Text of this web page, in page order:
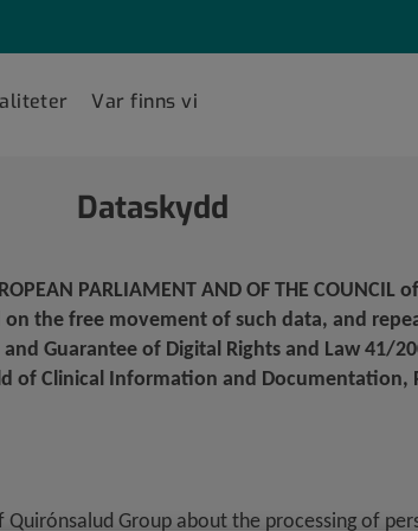
Var finns vi
Dataskydd
PARLIAMENT AND OF THE
the free movement of such data, and
Guarantee of Digital Rights and Law 41/
of Clinical Information and Documentation,
Quirónsalud Group about the processing of